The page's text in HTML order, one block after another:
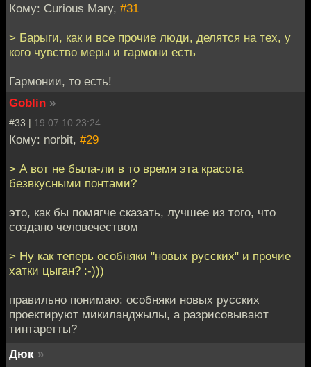
Кому: Curious Mary, #31
> Барыги, как и все прочие люди, делятся на тех, у
кого чувство меры и гармони есть
Гармонии, то есть!
Goblin »
#33 | 19.07.10 23:24
Кому: norbit, #29
> А вот не была-ли в то время эта красота
безвкусными понтами?
это, как бы помягче сказать, лучшее из того, что
создано человечеством
> Ну как теперь особняки "новых русских" и прочие
хатки цыган? :-)))
правильно понимаю: особняки новых русских
проектируют микиланджылы, а разрисовывают
тинтаретты?
Дюк »